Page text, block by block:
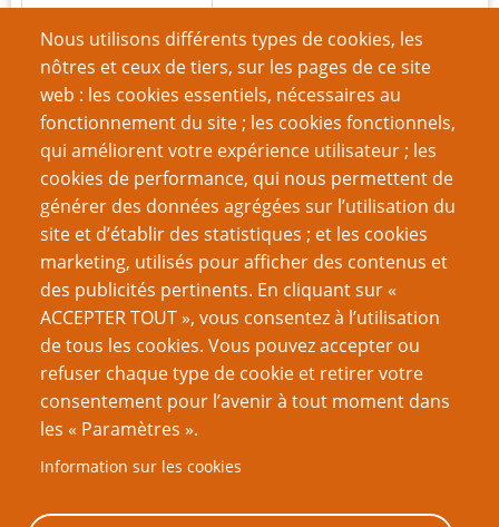
Nous utilisons différents types de cookies, les
nôtres et ceux de tiers, sur les pages de ce site
web : les cookies essentiels, nécessaires au
fonctionnement du site ; les cookies fonctionnels,
qui améliorent votre expérience utilisateur ; les
cookies de performance, qui nous permettent de
générer des données agrégées sur l’utilisation du
site et d’établir des statistiques ; et les cookies
marketing, utilisés pour afficher des contenus et
des publicités pertinents. En cliquant sur «
ACCEPTER TOUT », vous consentez à l’utilisation
de tous les cookies. Vous pouvez accepter ou
refuser chaque type de cookie et retirer votre
consentement pour l’avenir à tout moment dans
les « Paramètres ».
Information sur les cookies
Mot de passe
Créer un nouveau compte
Réinitialiser votre mot de passe
VOUS AIMEREZ AUSSI
Être un meilleur joueur
Quelle est ton intention ?